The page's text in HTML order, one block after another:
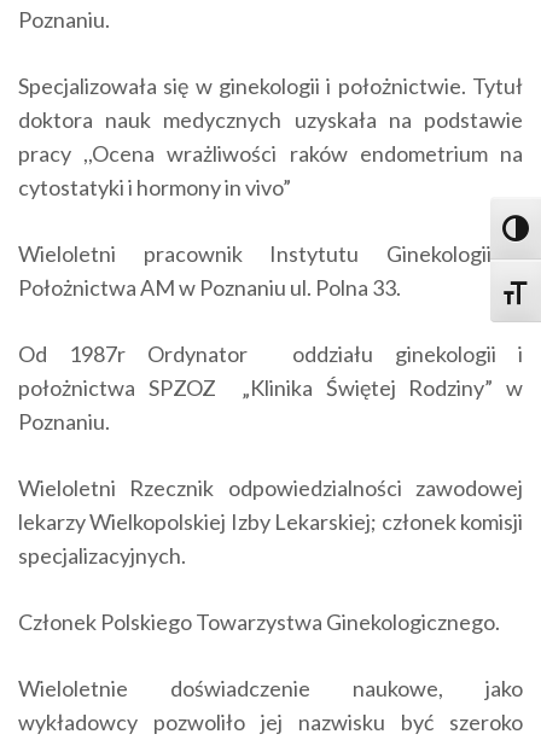
Poznaniu.
Specjalizowała się w ginekologii i położnictwie. Tytuł
doktora nauk medycznych uzyskała na podstawie
pracy ,,Ocena wrażliwości raków endometrium na
cytostatyki i hormony in vivo”
Wieloletni pracownik Instytutu Ginekologii i
Położnictwa AM w Poznaniu ul. Polna 33.
Od 1987r Ordynator oddziału ginekologii i
położnictwa SPZOZ „Klinika Świętej Rodziny” w
Poznaniu.
Wieloletni Rzecznik odpowiedzialności zawodowej
lekarzy Wielkopolskiej Izby Lekarskiej; członek komisji
specjalizacyjnych.
Członek Polskiego Towarzystwa Ginekologicznego.
Wieloletnie doświadczenie naukowe, jako
wykładowcy pozwoliło jej nazwisku być szeroko